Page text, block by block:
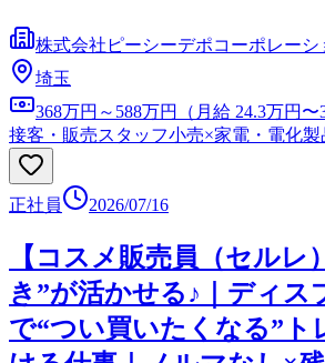
株式会社ピーシーデポコーポレーシ
埼玉
368万円～588万円（月給 24.3万円〜
接客・販売スタッフ小売×家電・電化製
正社員 2026/07/16
【コスメ販売員（セルレ
き”が活かせる♪｜ディス
で“つい買いたくなる”ト